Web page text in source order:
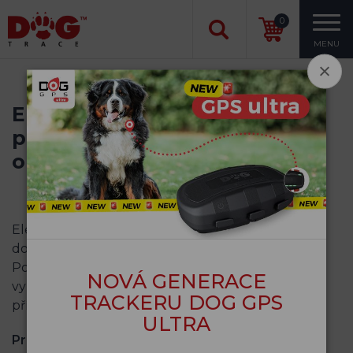
NOVÁ GENERACE
TRACKERU DOG GPS
ULTRA
0
MENU
Elektrody a kontaktní body
pro elektronické výcvikové
obojky d‑control
Elektronické výcvikové obojky d-control jsou
dodávány s kontaktními body ve 2 velikostech.
Pokud potřebujete dokoupit
vybírejte je podle délky srsti vašeho čtyřnohého
přítele.
Pro pejsky s krátkou srstí